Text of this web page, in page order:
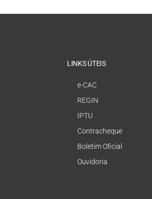
LINKS ÚTEIS
e-CAC
REGIN
IPTU
Contracheque
Boletim Oficial
Ouvidoria